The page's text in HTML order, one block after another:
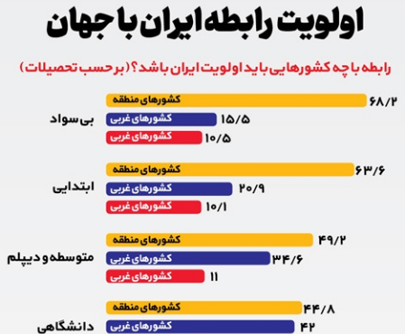
از باتلاق انرژی تا بن‌بست ترامپ
رضا سپهوند - سخنگوی کمیسیون انرژی مجلس
حکایت
نرگس